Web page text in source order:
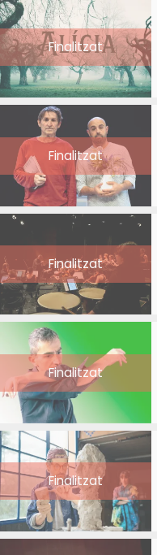
Finalitzat
Finalitzat
Finalitzat
Finalitzat
Finalitzat